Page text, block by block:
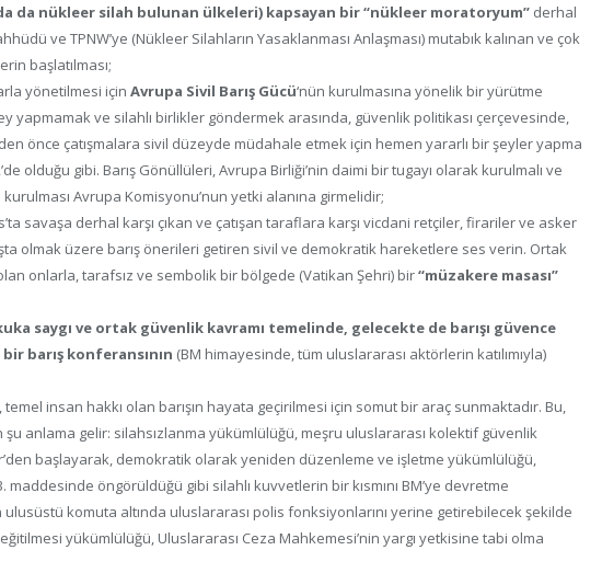
da nükleer silah bulunan ülkeleri) kapsayan bir “nükleer moratoryum” derhal
ve TPNW’ye (Nükleer Silahların Yasaklanması Anlaşması) mutabık kalınan ve çok
başlatılması;
yönetilmesi için Avrupa Sivil Barış Gücü‘nün kurulmasına yönelik bir yürütme
yapmamak ve silahlı birlikler göndermek arasında, güvenlik politikası çerçevesinde,
önce çatışmalara sivil düzeyde müdahale etmek için hemen yararlı bir şeyler yapma
olduğu gibi. Barış Gönüllüleri, Avrupa Birliği’nin daimi bir tugayı olarak kurulmalı ve
Avrupa Komisyonu’nun yetki alanına girmelidir;
savaşa derhal karşı çıkan ve çatışan taraflara karşı vicdani retçiler, firariler ve asker
olmak üzere barış önerileri getiren sivil ve demokratik hareketlere ses verin. Ortak
olan onlarla, tarafsız ve sembolik bir bölgede (Vatikan Şehri) bir“müzakere masası”
saygı ve ortak güvenlik kavramı temelinde, gelecekte de barışı güvence
barış konferansının (BM himayesinde, tüm uluslararası aktörlerin katılımıyla)
, temel insan hakkı olan barışın hayata geçirilmesi için somut bir araç sunmaktadır. Bu,
anlama gelir: silahsızlanma yükümlülüğü, meşru uluslararası kolektif güvenlik
başlayarak, demokratik olarak yeniden düzenleme ve işletme yükümlülüğü,
maddesinde öngörüldüğü gibi silahlı kuvvetlerin bir kısmını BM’ye devretme
komuta altında uluslararası polis fonksiyonlarını yerine getirebilecek şekilde
yükümlülüğü, Uluslararası Ceza Mahkemesi’nin yargı yetkisine tabi olma